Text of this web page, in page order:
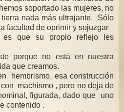
soportado las mujeres, no
nada más ultrajante. Sólo
facultad de oprimir y sojuzgar
que su propio reflejo les
porque no está en nuestra
que creamos.
hembrismo, esa construcción
machismo , pero no deja de
figurada, dado que uno
contenido .